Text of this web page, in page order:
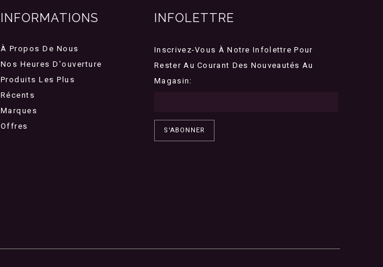
INFORMATIONS
À Propos De Nous
Nos Heures D'ouverture
Produits Les Plus
Récents
Marques
Offres
INFOLETTRE
Inscrivez-Vous À Notre Infolettre Pour
Rester Au Courant Des Nouveautés Au
Magasin:
S'ABONNER